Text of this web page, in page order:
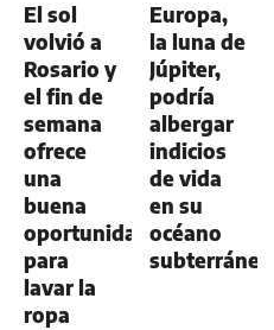
El sol
volvió a
Rosario y
el fin de
semana
ofrece
una
buena
oportunidad
para
lavar la
ropa
Europa,
la luna de
Júpiter,
podría
albergar
indicios
de vida
en su
océano
subterráneo